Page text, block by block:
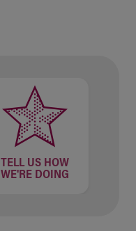
TELL US HOW
WE'RE DOING